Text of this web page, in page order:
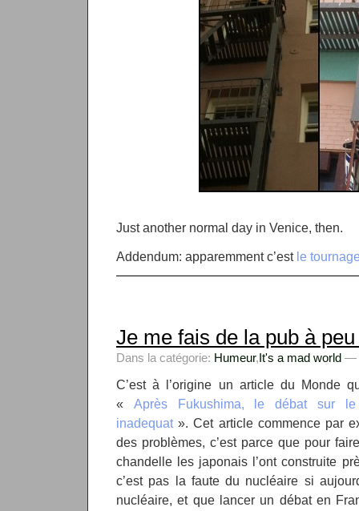
Just another normal day in Venice, then.
Addendum: apparemment c’est le
Je me fais de la pub à
Dans la catégorie: Humeur,It's a mad world —
C’est à l’origine un article du Monde
« Après Fukushima, le débat sur
inadequat». Cet article commence par
des problèmes, c’est parce que pour
chandelle les japonais l’ont construite
c’est pas la faute du nucléaire si
nucléaire, et que lancer un débat en